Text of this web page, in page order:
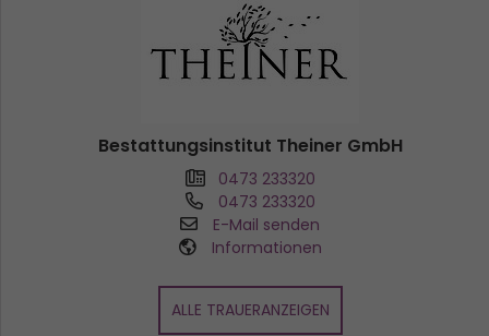
Bestattungsinstitut Theiner GmbH
0473 233320
0473 233320
E-Mail senden
Informationen
ALLE TRAUERANZEIGEN